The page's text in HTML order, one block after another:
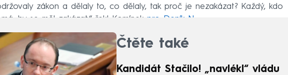
zákon a dělaly to, co dělaly, tak proč je nezakázat? Každý, kdo
by se měl zakázat,“ řekl Komínek pro Deník N
Čtěte také
Kandidát Stačilo! „navlékl“ vládu